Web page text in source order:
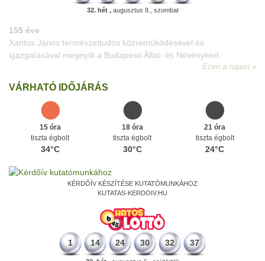
32. hét ,augusztus 8., szombat
VÁRHATÓ IDŐJÁRÁS
15 óra
tiszta égbolt
34°C
18 óra
tiszta égbolt
30°C
21 óra
tiszta égbolt
24°C
KÉRDŐÍV KÉSZÍTÉSE KUTATÓMUNKÁHOZ
KUTATAS-KERDOIV.HU
1 14 24 30 32 37